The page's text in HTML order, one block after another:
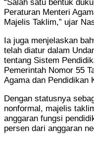
“Salah satu bentuk
Peraturan Menteri
Majelis Taklim,” ujar
Ia juga menjelaskan
telah diatur dalam
tentang Sistem
Pemerintah Nomor 55
Agama dan Pendidikan
Dengan statusnya
nonformal, majelis
anggaran fungsi
persen dari anggaran